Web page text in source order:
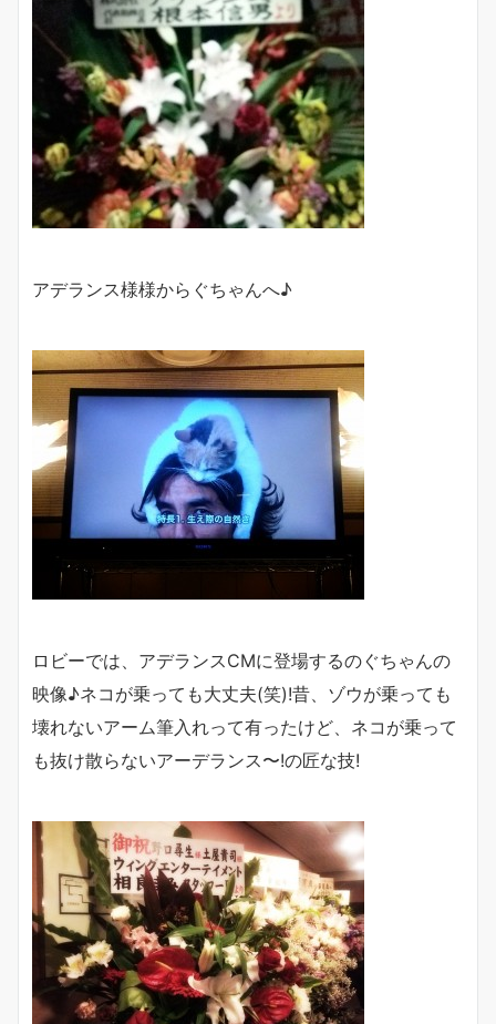
アデランス様様からぐちゃんへ♪
ロビーでは、アデランスCMに登場するのぐちゃんの
映像♪ネコが乗っても大丈夫(笑)!昔、ゾウが乗っても
壊れないアーム筆入れって有ったけど、ネコが乗って
も抜け散らないアーデランス〜!の匠な技!